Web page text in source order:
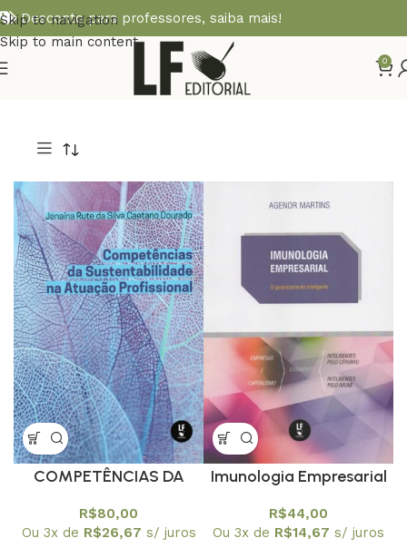
Skip to navigation
Skip to main content
Desconto para professores, saiba mais!
0
COMPETÊNCIAS DA
ATUAÇÃO
R$80,00
Ou 3x de R$26,67 s/ juros
Imunologia Empresarial
R$44,00
Ou 3x de R$14,67 s/ juros